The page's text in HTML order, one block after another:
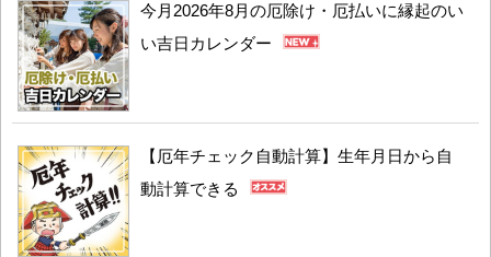
今月2026年8月の厄除け・厄払いに縁起のい
い吉日カレンダー
【厄年チェック自動計算】生年月日から自
動計算できる